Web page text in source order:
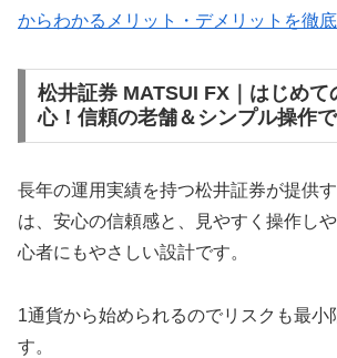
からわかるメリット・デメリットを徹
松井証券 MATSUI FX｜はじめて
心！信頼の老舗＆シンプル操作
長年の運用実績を持つ松井証券が提供
は、安心の信頼感と、見やすく操作し
心者にもやさしい設計です。
1通貨から始められるのでリスクも最小
す。